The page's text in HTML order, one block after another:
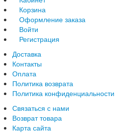
Корзина
Оформление заказа
Войти
Регистрация
Доставка
Контакты
Оплата
Политика возврата
Политика конфиденциальности
Связаться с нами
Возврат товара
Карта сайта